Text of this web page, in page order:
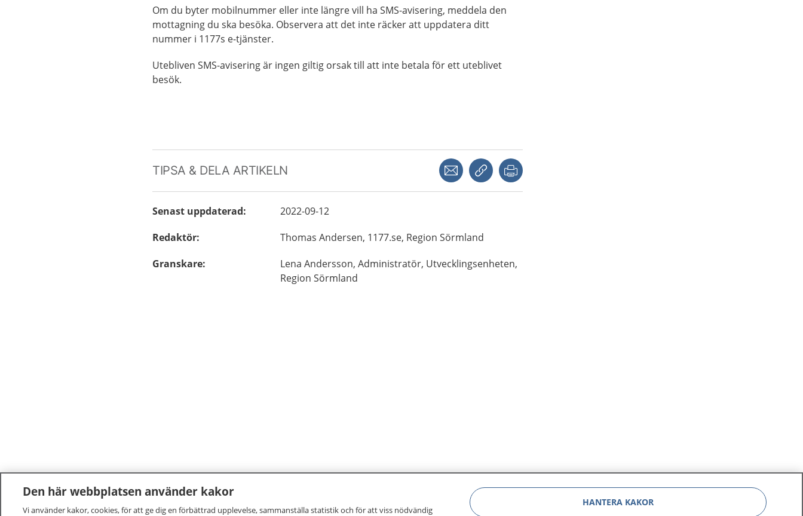
Om du byter mobilnummer eller inte längre vill ha SMS-avisering, meddela den
mottagning du ska besöka. Observera att det inte räcker att uppdatera ditt
nummer i 1177s e-tjänster.
Utebliven SMS-avisering är ingen giltig orsak till att inte betala för ett uteblivet
besök.
TIPSA & DELA ARTIKELN Dela via mejlKopiera länk
Senast uppdaterad:
2022-09-12
Redaktör: Thomas Andersen, 1177.se, Region Sörmland
Granskare: Lena Andersson, Administratör, Utvecklingsenheten,
Region Sörmland
Den här webbplatsen använder kakor
Vi använder kakor, cookies, för att ge dig en förbättrad upplevelse, sammanställa statistik och för att viss nödvändig
HANTERA KAKOR